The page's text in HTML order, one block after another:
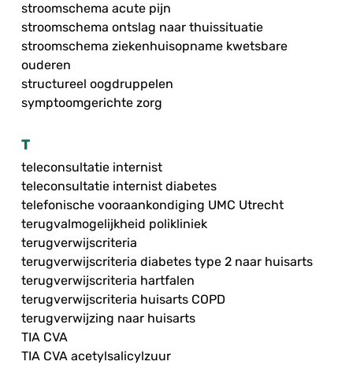
stroomschema acute pijn
stroomschema ontslag naar thuissituatie
stroomschema ziekenhuisopname kwetsbare
ouderen
structureel oogdruppelen
symptoomgerichte zorg
T
teleconsultatie internist
teleconsultatie internist diabetes
telefonische vooraankondiging UMC Utrecht
terugvalmogelijkheid polikliniek
terugverwijscriteria
terugverwijscriteria diabetes type 2 naar huisarts
terugverwijscriteria hartfalen
terugverwijscriteria huisarts COPD
terugverwijzing naar huisarts
TIA CVA
TIA CVA acetylsalicylzuur